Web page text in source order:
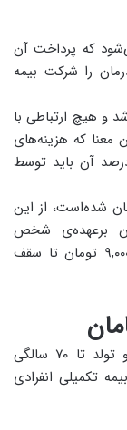
که پرداخت آن
را شرکت بیمه
سامان ۱۰ درصد می‌باشد و هیچ ارتباطی با
معنا که هزینه‌های
بیمه‌گذار هرمقداری که باشد حداقل ۱۰ درصد آن باید توسط
پزشکی فردی ۱۰,۰۰۰,۰۰۰ تومان شده‌است، از این
درصد یعنی ۱,۰۰۰,۰۰۰ تومان برعهده‌ی شخص
بیمه‌گذار و پرداخت ۹۰ درصد مابقی یعنی ۹,۰۰۰,۰۰۰ تومان تا سقف
بازه‌ی سنی بیمه تکمیلی انفرادی سامان از بدو تولد تا ۷۰ سالگی
خرید بیمه تکمیلی انفرادی